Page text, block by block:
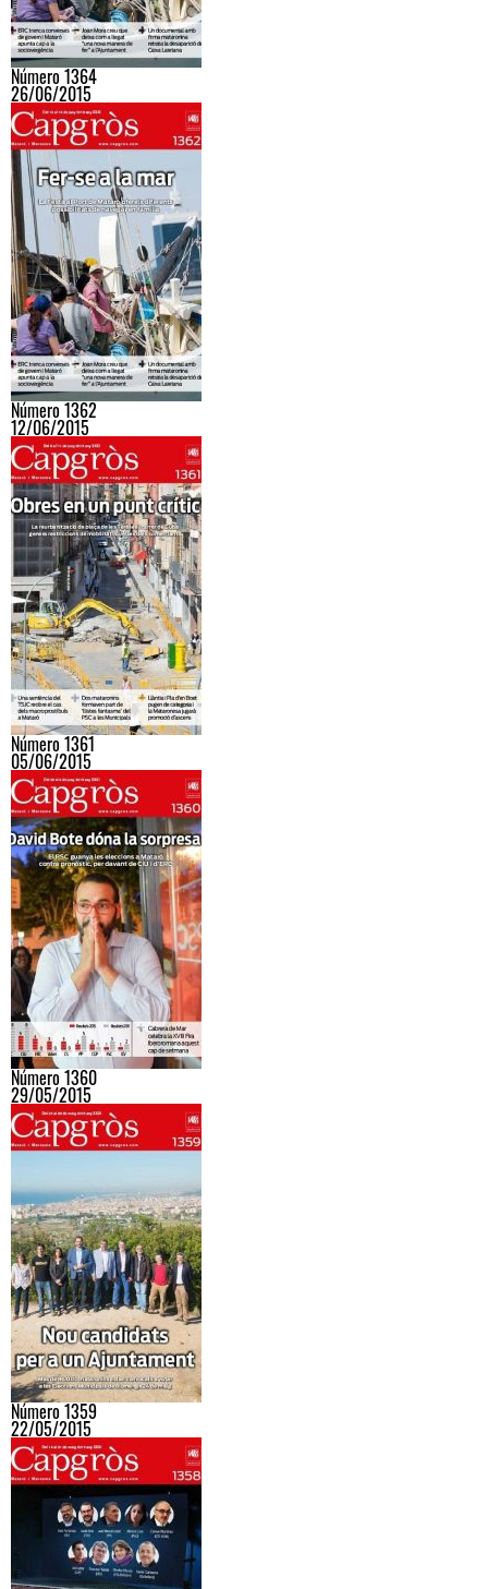
Número 1364
26/06/2015
Número 1362
12/06/2015
Número 1361
05/06/2015
Número 1360
29/05/2015
Número 1359
22/05/2015